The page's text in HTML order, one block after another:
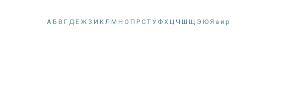
А Б В Г Д Е Ж З И К Л М Н О П Р С Т У Ф Х Ц Ч Ш Щ Э Ю Я а и р